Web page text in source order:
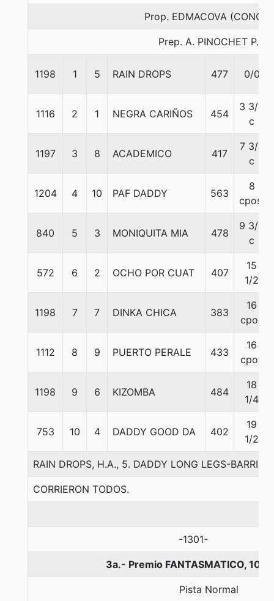
Prop. EDMACOVA (CONCE)
Prep. A. PINOCHET P.
1198 1 5 RAIN DROPS 477 0/0
1116 2 1 NEGRA CARIÑOS 454
3 3/4
c
1197 3 8 ACADEMICO 417
7 3/4
c
1204 4 10 PAF DADDY 563
8
cpos.
840 5 3 MONIQUITA MIA 478
9 3/4
c
572 6 2 OCHO POR CUAT 407
15
1/2
1198 7 7 DINKA CHICA 383
16
cpos
1112 8 9 PUERTO PERALE 433
16
cpos
1198 9 6 KIZOMBA 484
18
1/4
753 10 4 DADDY GOOD DA 402
19
1/2
RAIN DROPS, H.A., 5. DADDY LONG LEGS-
CORRIERON TODOS.
-1301-
3a.- Premio FANTASMATICO,
Pista Normal